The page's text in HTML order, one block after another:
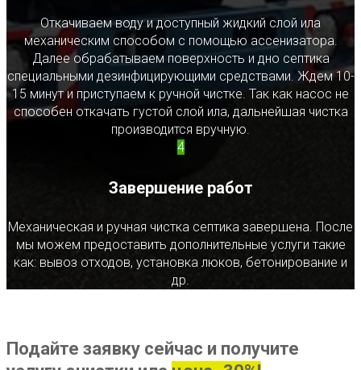
Откачиваем воду и доступный жидкий слой ила
механическим способом с помощью ассенизатора.
Далее обрабатываем поверхность и дно септика
специальными дезинфицирующими средствами. Ждем 10-
15 минут и приступаем к ручной чистке. Так как насос не
способен откачать густой слой ила, дальнейшая чистка
производится вручную.
4
Завершение работ
Механическая и ручная чистка септика завершена. После
мы можем предоставить дополнительные услуги такие
как: вывоз отходов, установка люков, бетонирование и
др.
Подайте заявку сейчас и получите